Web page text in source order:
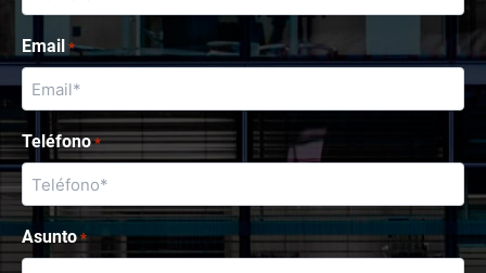
Email *
Teléfono *
Asunto *